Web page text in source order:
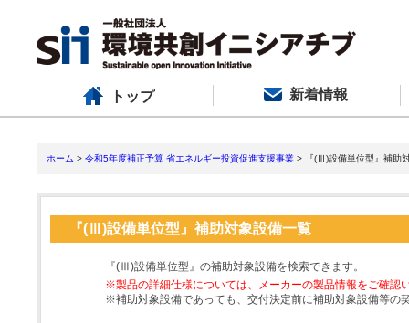
トップ 新着情報
ホーム > 令和5年度補正予算 省エネルギー投資促進支援事業 > 『(Ⅲ)設備単位型』補助
『(Ⅲ)設備単位型』補助対象設備一覧
『(Ⅲ)設備単位型』の補助対象設備を検索できます。
※製品の詳細仕様については、メーカーの製品情報をご確認
※補助対象設備であっても、交付決定前に補助対象設備等の